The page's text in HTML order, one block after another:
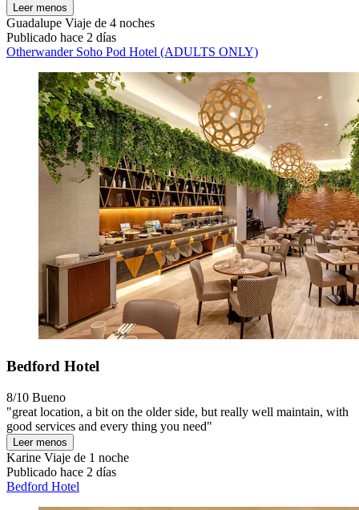
Leer menos
Guadalupe Viaje de 4 noches
Publicado hace 2 días
Otherwander Soho Pod Hotel (ADULTS ONLY)
Bedford Hotel
8/10 Bueno
"great location, a bit on the older side, but really well maintain, with
good services and every thing you need"
Leer menos
Karine Viaje de 1 noche
Publicado hace 2 días
Bedford Hotel